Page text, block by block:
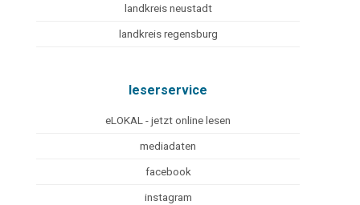
landkreis neustadt
landkreis regensburg
leserservice
eLOKAL - jetzt online lesen
mediadaten
facebook
instagram